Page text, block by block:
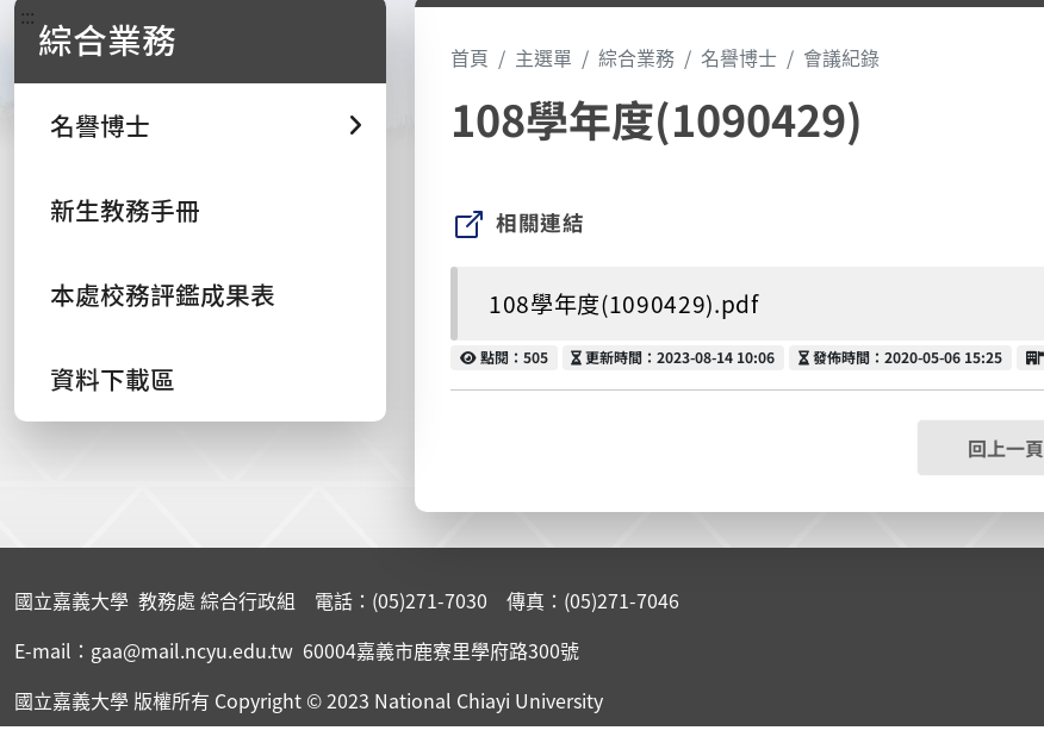
::: 綜合業務
名譽博士
新生教務手冊
本處校務評鑑成果表
資料下載區
首頁 主選單 綜合業務 名譽博士 會議紀錄
108學年度(1090429)
相關連結
108學年度(1090429).pdf
點閱
點閱：505 更新時間
更新時間：2023-08-14 10:06 發佈時間
發佈時間：2020-05-06 15:25
回上一頁
國立嘉義大學 教務處 綜合行政組 電話：(05)271-7030 傳真：(05)271-7046
E-mail：gaa@mail.ncyu.edu.tw 60004嘉義市鹿寮里學府路300號
國立嘉義大學 版權所有 Copyright © 2023 National Chiayi University